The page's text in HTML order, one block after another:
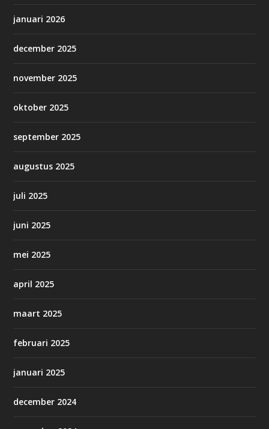
januari 2026
december 2025
november 2025
oktober 2025
september 2025
augustus 2025
juli 2025
juni 2025
mei 2025
april 2025
maart 2025
februari 2025
januari 2025
december 2024